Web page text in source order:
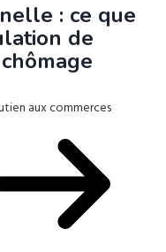
: ce que
de
aux commerces